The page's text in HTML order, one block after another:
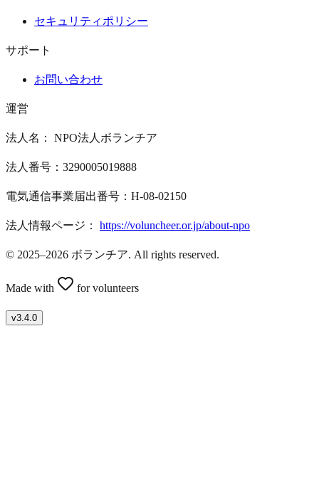
セキュリティポリシー
サポート
お問い合わせ
運営
法人名： NPO法人ボランチア
法人番号：3290005019888
電気通信事業届出番号：H-08-02150
法人情報ページ： https://voluncheer.or.jp/about-npo
© 2025–2026 ボランチア. All rights reserved.
Made with for volunteers
v3.4.0